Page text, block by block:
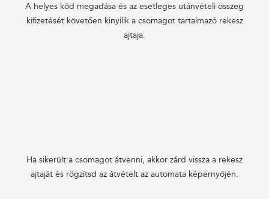
A helyes kód megadása és az esetleges utánvételi összeg
kifizetését követően kinyílik a csomagot tartalmazó rekesz
ajtaja.
Ha sikerült a csomagot átvenni, akkor zárd vissza a rekesz
ajtaját és rögzítsd az átvételt az automata képernyőjén.